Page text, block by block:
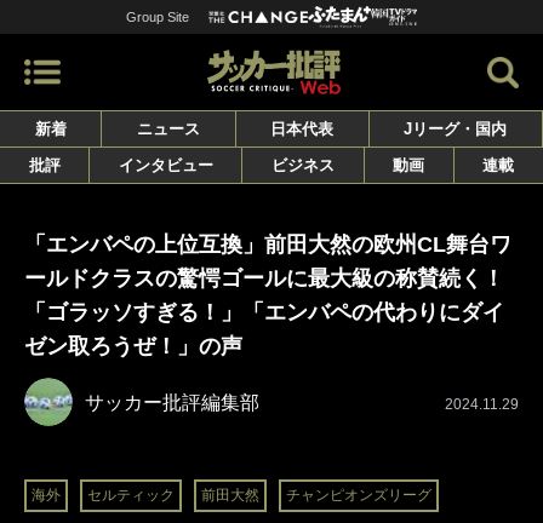
Group Site
新着 ニュース 日本代表
Jリーグ・国内
批評
インタビュー ビジネス 動画 連載
「エンバペの上位互換」前田大然の欧州CL舞台ワ
ールドクラスの驚愕ゴールに最大級の称賛続く！
「ゴラッソすぎる！」「エンバペの代わりにダイ
ゼン取ろうぜ！」の声
サッカー批評編集部 2024.11.29
海外 セルティック 前田大然 チャンピオンズリーグ